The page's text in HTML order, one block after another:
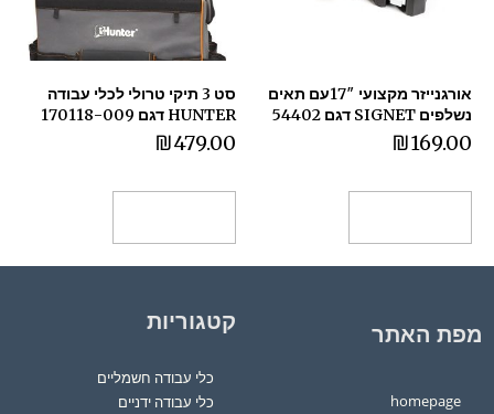
אורגנייזר מקצועי 17″עם תאים
נשלפים SIGNET דגם 54402
₪169.00
סט 3 תיקי טרולי לכלי עבודה
HUNTER דגם 170118-009
₪479.00
מפת האתר
homepage
קטגוריות
כלי עבודה חשמליים
כלי עבודה ידניים